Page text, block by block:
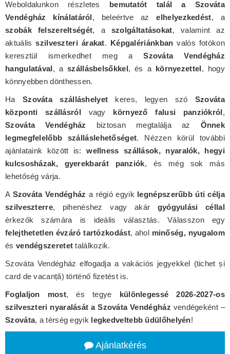
Weboldalunkon részletes bemutatót talál a Szováta
Vendégház kínálatáról, beleértve azelhelyezkedést, a
szobák felszereltségét, a szolgáltatásokat, valamint az
aktuálisszilveszteri árakat. Képgalériánkban valós fotókon
keresztül ismerkedhet meg aSzováta Vendégház
hangulatával, aszállásbelsőkkel, és a környezettel, hogy
könnyebben dönthessen.
Ha Szováta szálláshelyet keres, legyen szó Szováta
központi szállásról vagy környező falusi panziókról,
Szováta Vendégház
biztosan megtalálja az Önnek
legmegfelelőbb szálláslehetőséget. Nézzen körül további
ajánlataink között is:wellness szállások, nyaralók, hegyi
kulcsosházak, gyerekbarát panziók, és még sok más
lehetőség várja.
A Szováta Vendégház a régió egyik legnépszerűbb úti célja
szilveszterre, pihenéshez vagy akár gyógyulási céllal
érkezők számára is ideális választás. Válasszon egy
felejthetetlen évzáró tartózkodást, ahol minőség, nyugalom
és vendégszeretet találkozik.
Szováta Vendégház elfogadja a vakációs jegyekkel (tichet și
card de vacanță) történő fizetést is.
Foglaljon most, és tegye különlegessé 2026-2027-os
szilveszteri nyaralását a Szováta Vendégház vendégeként –
Szováta, a térség egyik legkedveltebb üdülőhelyén!
Ajánlatkérés